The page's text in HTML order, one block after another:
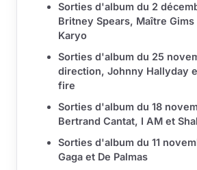
Sorties d'album du 2
Britney Spears, Maître
Karyo
Sorties d'album du 25
direction, Johnny Hallyday
fire
Sorties d'album du 18
Bertrand Cantat, I AM et
Sorties d'album du 11
Gaga et De Palmas